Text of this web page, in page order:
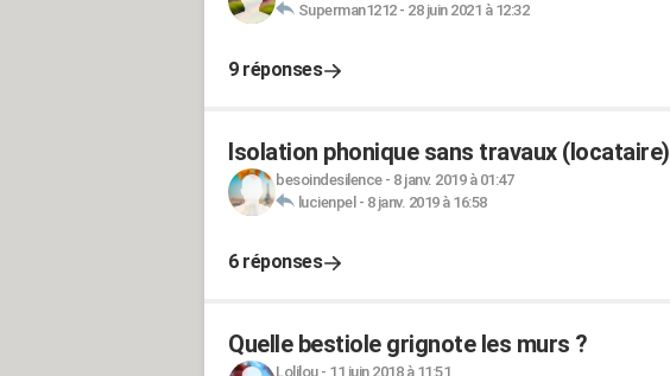
Superman1212- 28 juin 2021 à 12:32
9 réponses
Isolation phonique sans travaux (locataire)
besoindesilence- 8 janv. 2019 à 01:47
lucienpel - 8 janv. 2019 à 16:58
6 réponses
Quelle bestiole grignote les murs ?
Lolilou- 11 juin 2018 à 11:51